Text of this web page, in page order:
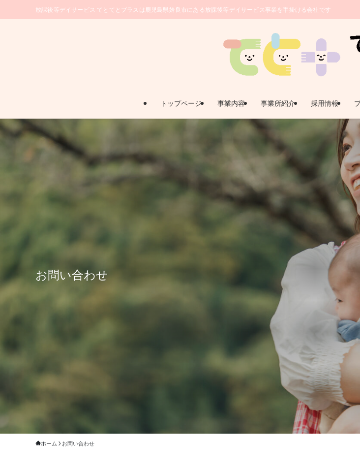
放課後等デイサービス てとてとプラスは鹿児島県姶良市にある放課後等デイサービス事業を手掛ける会社です。 | 鹿児
トップページ 事業内容 事業所紹介 採用情報
お問い合わせ
ホーム お問い合わせ